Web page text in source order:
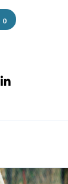
0